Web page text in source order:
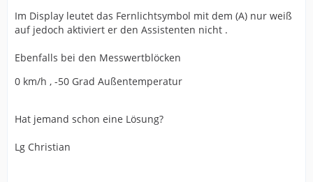
Im Display leutet das Fernlichtsymbol mit dem (A) nur weiß
auf jedoch aktiviert er den Assistenten nicht .
Ebenfalls bei den Messwertblöcken
0 km/h , -50 Grad Außentemperatur
Hat jemand schon eine Lösung?
Lg Christian